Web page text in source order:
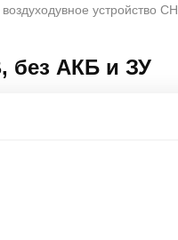
устройство
без АКБ и ЗУ